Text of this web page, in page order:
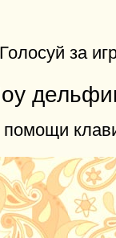
Голосуй за